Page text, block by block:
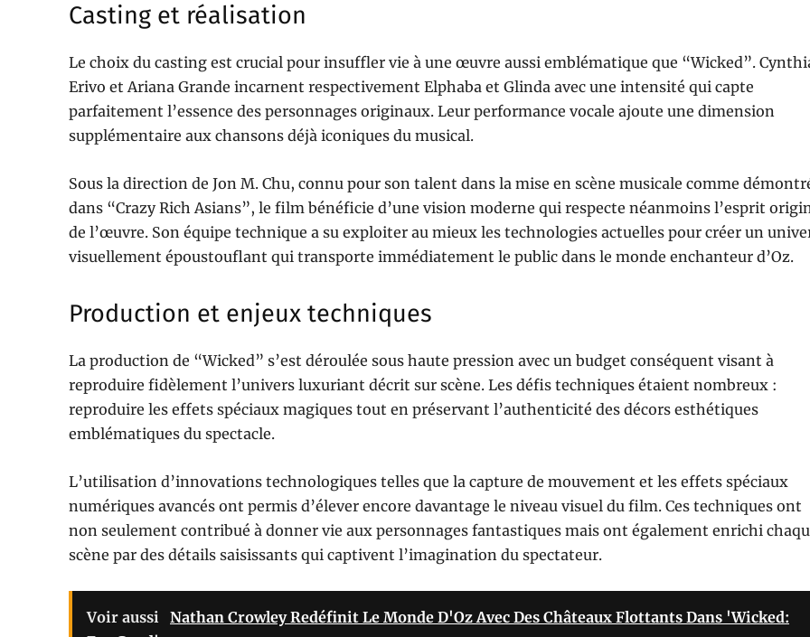
Casting et réalisation
Le choix du casting est crucial pour insuffler vie à une œuvre aussi emblématique que “Wicked”.
Erivo et Ariana Grande incarnent respectivement Elphaba et Glinda avec une intensité qui capte
parfaitement l’essence des personnages originaux. Leur performance vocale ajoute une dimension
supplémentaire aux chansons déjà iconiques du musical.
Sous la direction de Jon M. Chu, connu pour son talent dans la mise en scène musicale comme
dans “Crazy Rich Asians”, le film bénéficie d’une vision moderne qui respecte néanmoins l’esprit
de l’œuvre. Son équipe technique a su exploiter au mieux les technologies actuelles pour créer un
visuellement époustouflant qui transporte immédiatement le public dans le monde enchanteur d’Oz.
Production et enjeux techniques
La production de “Wicked” s’est déroulée sous haute pression avec un budget conséquent visant à
reproduire fidèlement l’univers luxuriant décrit sur scène. Les défis techniques étaient nombreux :
reproduire les effets spéciaux magiques tout en préservant l’authenticité des décors esthétiques
emblématiques du spectacle.
L’utilisation d’innovations technologiques telles que la capture de mouvement et les effets spéciaux
numériques avancés ont permis d’élever encore davantage le niveau visuel du film. Ces techniques ont
non seulement contribué à donner vie aux personnages fantastiques mais ont également enrichi
scène par des détails saisissants qui captivent l’imagination du spectateur.
Voir aussi Nathan Crowley Redéfinit Le Monde D'Oz Avec Des Châteaux Flottants Dans 'Wicked: